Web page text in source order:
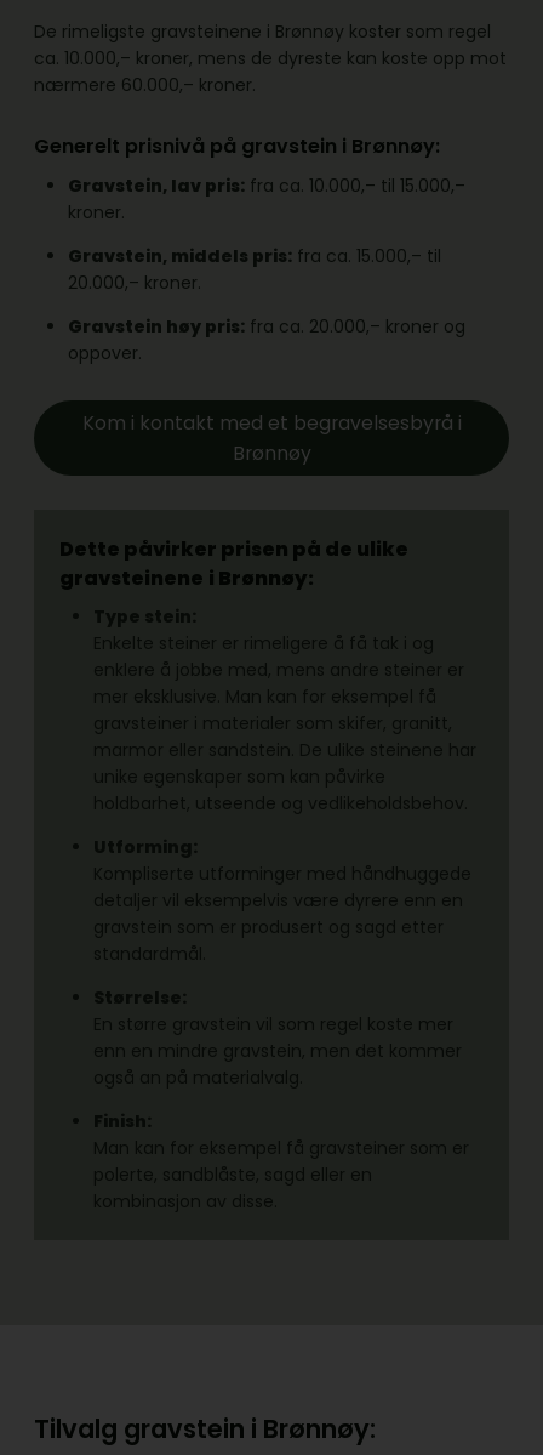
De rimeligste gravsteinene i Brønnøy koster som regel
ca. 10.000,– kroner, mens de dyreste kan koste opp mot
nærmere 60.000,– kroner.
Generelt prisnivå på gravstein i Brønnøy:
Gravstein, lav pris: fra ca. 10.000,– til 15.000,–
kroner.
Gravstein, middels pris: fra ca. 15.000,– til
20.000,– kroner.
Gravstein høy pris: fra ca. 20.000,– kroner og
oppover.
Kom i kontakt med et begravelsesbyrå i
Brønnøy
Dette påvirker prisen på de ulike
gravsteinene i Brønnøy:
Tilvalg gravstein i Brønnøy: